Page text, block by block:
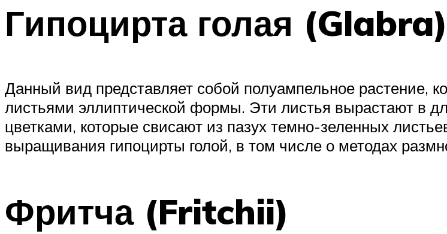
Гипоцирта голая (Glabra)
Данный вид представляет собой полуампельное растение,
листьями эллиптической формы. Эти листья вырастают в
цветками, которые свисают из пазух темно-зеленных
выращивания гипоцирты голой, в том числе о методах
Фритча (Fritchii)